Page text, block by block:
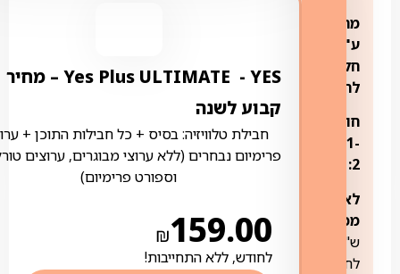
מחיר
ע"פ
חלוקה
לחודשים:
חודשים
1-
2:
לאחר
מכן:
ש"ח
לחודש
YES ‏- ‏ Yes Plus ULTIMATE – מחיר
קבוע לשנה
חבילת טלוויזיה: בסיס + כל חבילות התוכן +
פרימיום נבחרים (ללא ערוצי מבוגרים, ערוצים
וספורט פרימיום)
₪159.00
לחודש, ללא התחייבות!